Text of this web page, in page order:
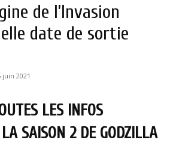
de l’Invasion
date de sortie
juin 2021
LES INFOS
SAISON 2 DE GODZILLA